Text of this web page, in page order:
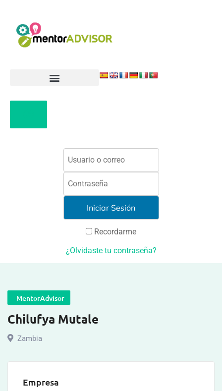
Recordarme
¿Olvidaste tu contraseña?
MentorAdvisor
Chilufya Mutale
Zambia
Empresa